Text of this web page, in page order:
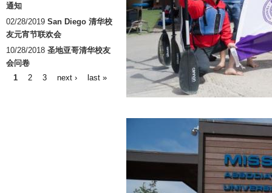
通知
02/28/2019 San Diego 清华校
友元宵节联欢会
10/28/2018 圣地亚哥清华校友
会问卷
Pages
1 2 3 next › last »